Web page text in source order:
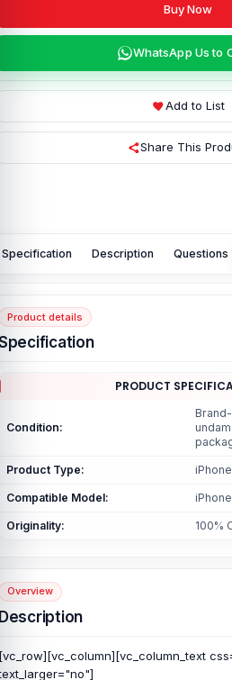
Buy Now
WhatsApp Us to
Add to List
Share This
Specification Description Questions
Product details
PRODUCT
Condition:
Product Type:
Compatible Model:
Originality: 100%
Overview